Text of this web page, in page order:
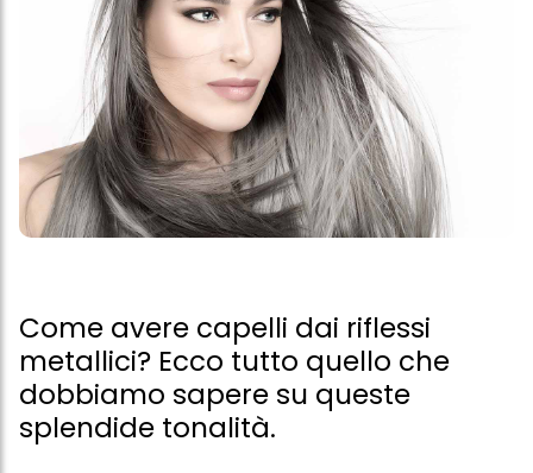
Come avere capelli dai riflessi
metallici? Ecco tutto quello che
dobbiamo sapere su queste
splendide tonalità.